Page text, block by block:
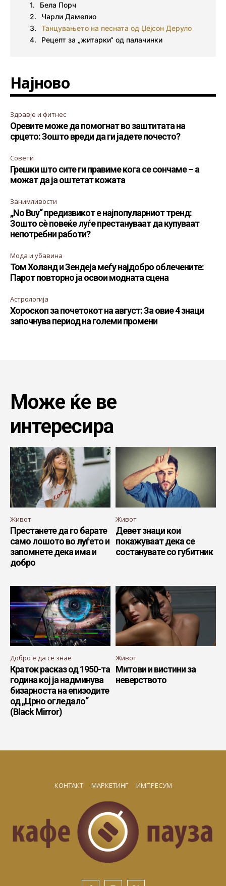
Бела Порч
Чарли Дамелио
Танцувањето на песната од Џејсон Деруло
Рецепт за „житарки“ од палачинки
Најново
Здравје и фитнес
Оревите може да помогнат во заштитата на
срцето: Зошто вреди да ги јадете почесто?
Совети
Грешки што сите ги правиме кога се сончаме – а
можат да ја оштетат кожата
Занимливости
„No Buy“ предизвикот е најпопуларниот тренд:
Зошто сè повеќе луѓе престануваат да купуваат
непотребни работи?
Мода и убавина
Том Холанд и Зендеја меѓу најдобро облечените:
Парот повторно ја освои модната сцена
Астрологија
Хороскоп за почетокот на август: За овие 4 знаци
започнува период на големи промени
Може ќе ве
интересира
Живот
Престанете да го барате
само лошото во луѓето и
запомнете дека има и
добро
Живот
Девет знаци кои
покажуваат дека се
состанувате со губитник
Добро е да се знае
Краток расказ од 1950-та
година кој ја надминува
бизарноста на епизодите
од „Црно огледало“
(Black Mirror)
Живот
Митови и вистини за
неверството
КОНТАКТ МАРКЕТИНГ ИМПРЕСУМ